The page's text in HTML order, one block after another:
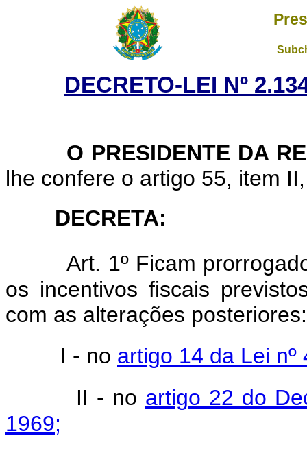
DECRETO-LEI Nº
O PRESIDENTE DA
lhe confere o artigo 55, item
DECRETA:
Art. 1º Ficam
os incentivos fiscais
com as alterações posteriores:
I - no artigo 14 da Lei
II - no artigo 22 do
1969;